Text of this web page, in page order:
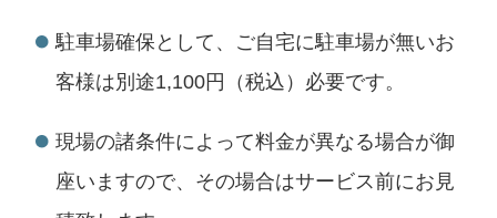
駐車場確保として、ご自宅に駐車場が無いお
客様は別途1,100円（税込）必要です。
現場の諸条件によって料金が異なる場合が御
座いますので、その場合はサービス前にお見